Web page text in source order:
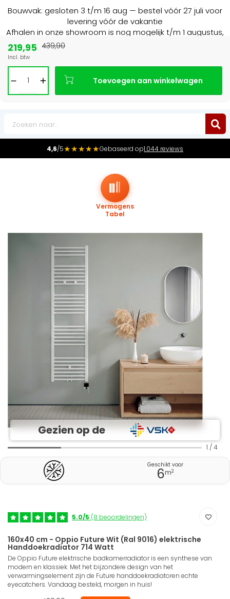
Bouwvak: gesloten 3 t/m 16 aug — bestel vóór 27 juli voor
levering vóór de vakantie
Afhalen in onze showroom is nog mogelijk t/m 1 augustus,
4,6/5★★★★★Gebaseerd op1.044 reviews
Gezien op de
Vermogens
Tabel
1 / 4
Geschikt voor
6m2
5.0/5 (8 beoordelingen)
160x40 cm - Oppio Future Wit (Ral 9016) elektrische
Handdoekradiator 714 Watt
De Oppio Future elektrische badkamerradiator is een synthese van
modern en klassiek. Met het bijzondere design van het
verwarmingselement zijn de Future handdoekradiatoren echte
eyecatchers. Vandaag besteld, morgen in huis!
219,95
Incl. btw
439,90
Toevoegen aan winkelwagen